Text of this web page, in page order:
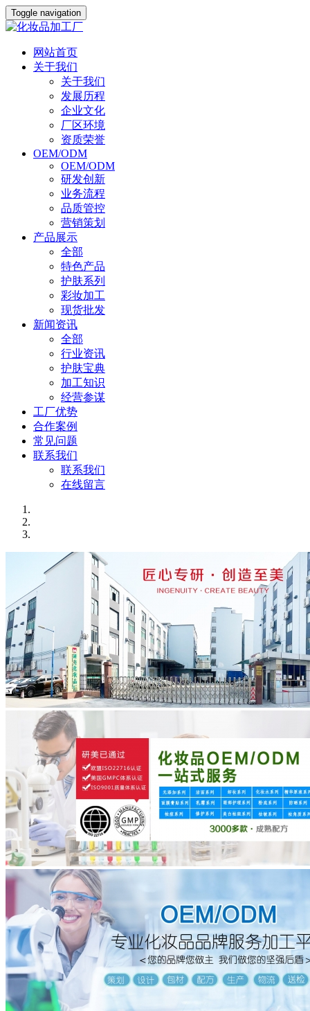
Toggle navigation
网站首页
关于我们
关于我们
发展历程
企业文化
厂区环境
资质荣誉
OEM/ODM
OEM/ODM
研发创新
业务流程
品质管控
营销策划
产品展示
全部
特色产品
护肤系列
彩妆加工
现货批发
新闻资讯
全部
行业资讯
护肤宝典
加工知识
经营参谋
工厂优势
合作案例
常见问题
联系我们
联系我们
在线留言